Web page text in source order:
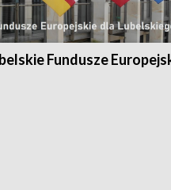
Fundusze